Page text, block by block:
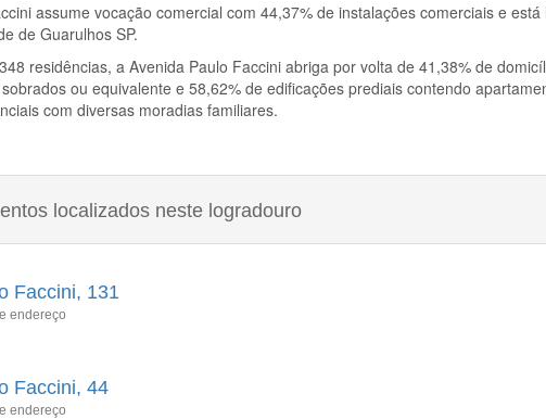
assume vocação comercial com 44,37% de instalações comerciais e
de Guarulhos SP.
residências, a Avenida Paulo Faccini abriga por volta de 41,38% de
ou equivalente e 58,62% de edificações prediais contendo
com diversas moradias familiares.
localizados neste logradouro
Faccini, 131
endereço
Faccini, 44
endereço